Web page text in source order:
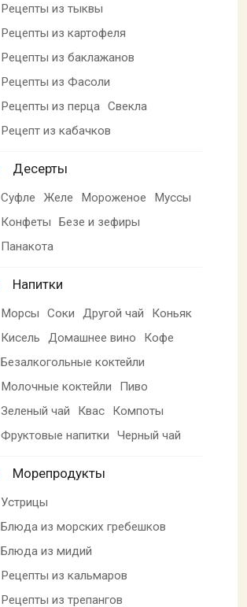
Рецепты из тыквы
Рецепты из картофеля
Рецепты из баклажанов
Рецепты из Фасоли
Рецепты из перца Свекла
Рецепт из кабачков
Десерты
Суфле Желе Мороженое
Муссы
Конфеты
Безе и зефиры
Панакота
Напитки
Морсы Соки Другой чай
Коньяк
Кисель
Домашнее вино
Кофе
Безалкогольные коктейли
Молочные коктейли
Пиво
Зеленый чай
Квас
Компоты
Фруктовые напитки
Черный чай
Морепродукты
Устрицы
Блюда из морских гребешков
Блюда из мидий
Рецепты из кальмаров
Рецепты из трепангов